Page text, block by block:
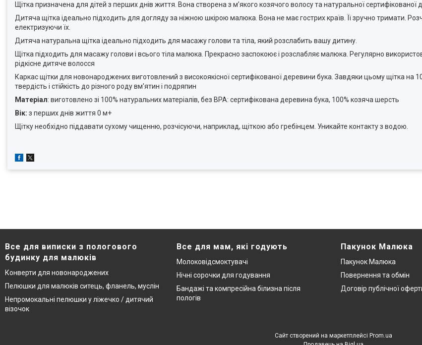
Щітка призначена для дітей з перших днів життя. Вона створена з м’якого козячого волосу та натуральної сертифікованої
Дитяча щітка ідеально підходить для догляду за ніжною шкірою малюка. Вона не має гострих країв. Її зручно тримати.
електризуючи їх.
Дитяча натуральна щітка ідеально підходить для масажу голови та тіла, який розслабить вашу дитину.
Щітка підходить для масажу голови і всього тіла малюка. Прекрасно заспокоює і розслабляє малюка. Регулярно
рідкісне дитяче волосся
Каркас щітки для новонароджених виготовлений з високоякісної сертифікованої деревини бука. Завдяки цьому щітка на
твердість і стійкість до різного роду вм'ятин і подряпин
Матеріал: виготовлено зі 100% натуральних матеріалів, без BPA: сертифікована деревина бука, 100% козяча шерсть
Вік: з перших днів життя 0 м+
Щітку необхідно піддавати сухому чищенню, розчісуючи, наприклад, щіткою або гребінцем. Уникайте контакту з водою.
Все для виписки з пологового
будинку для малюків
Конверти для новонароджених
Пелюшки для малюків ситець, фланель, муслін
Непромокальні пелюшки у ліжечко / дитячий
візочок
Все для мам, які годують
Молоковідсмоктувачі
Нічні сорочки для годування
Бандажі та компресійна білизна після
пологів
Пакунок Малюка
Пакунок Малюка
Повернення та обмін
Договір публічної
Сайт створений на маркетплейсі Prom.ua